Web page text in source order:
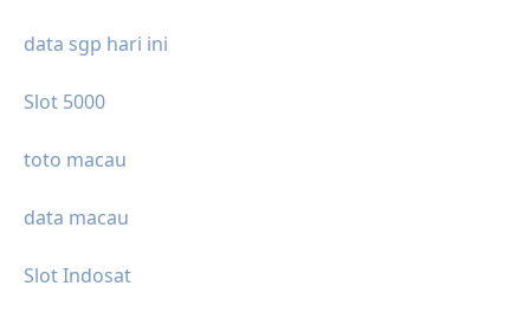
data sgp hari ini
Slot 5000
toto macau
data macau
Slot Indosat